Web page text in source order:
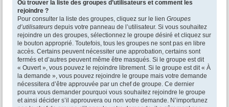
Où trouver la liste des groupes d’utilisateurs et comment les
rejoindre ?
Pour consulter la liste des groupes, cliquez sur le lien Groupes
d’utilisateurs depuis votre panneau de l’utilisateur. Si vous souhaitez
rejoindre un des groupes, sélectionnez le groupe désiré et cliquez sur
le bouton approprié. Toutefois, tous les groupes ne sont pas en libre
accès. Certains peuvent nécessiter une approbation, certains sont
fermés et d’autres peuvent même être masqués. Si le groupe est dit
« Ouvert », vous pouvez le rejoindre librement. Si le groupe est dit « À
la demande », vous pouvez rejoindre le groupe mais votre demande
nécessitera d’être approuvée par un chef de groupe. Ce dernier
pourra vous demander pourquoi vous souhaitez rejoindre le groupe
et ainsi décider s’il approuvera ou non votre demande. N’importunez